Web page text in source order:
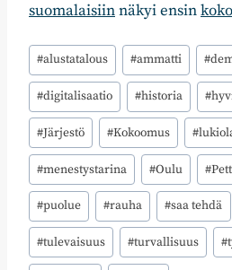
suomalaisiinnäkyi ensin
Avainsanat:
#alustatalous #ammatti #
#digitalisaatio #historia #
#Järjestö #Kokoomus #
#menestystarina #Oulu #
#puolue #rauha #saa tehdä
#tulevaisuus #turvallisuus #